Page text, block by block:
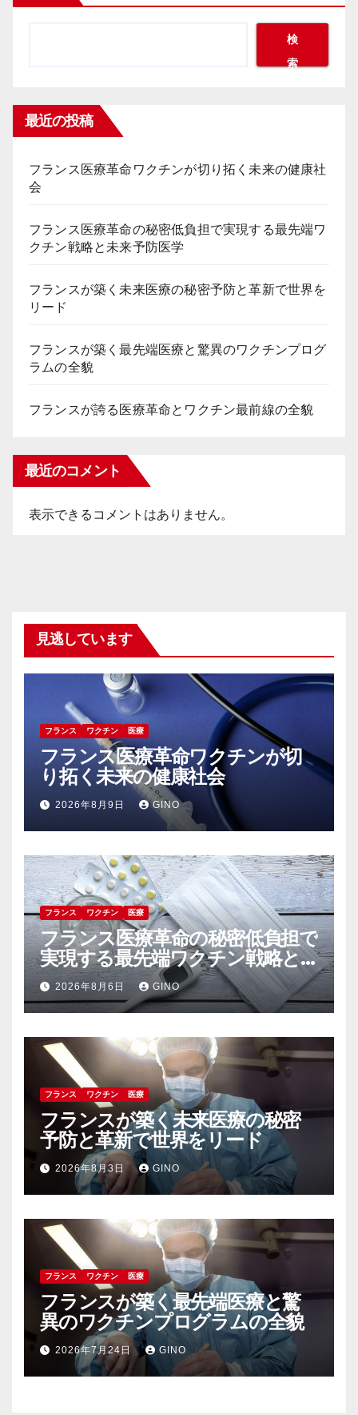
検
索
最近の投稿
フランス医療革命ワクチンが切り拓く未来の健康社
会
フランス医療革命の秘密低負担で実現する最先端ワ
クチン戦略と未来予防医学
フランスが築く未来医療の秘密予防と革新で世界を
リード
フランスが築く最先端医療と驚異のワクチンプログ
ラムの全貌
フランスが誇る医療革命とワクチン最前線の全貌
最近のコメント
表示できるコメントはありません。
見逃しています
フランス ワクチン 医療
フランス医療革命ワクチンが切
り拓く未来の健康社会
2026年8月9日 GINO
フランス ワクチン 医療
フランス医療革命の秘密低負担で
実現する最先端ワクチン戦略と
未来予防医学
2026年8月6日 GINO
フランス ワクチン 医療
フランスが築く未来医療の秘密
予防と革新で世界をリード
2026年8月3日 GINO
フランス ワクチン 医療
フランスが築く最先端医療と驚
異のワクチンプログラムの全貌
2026年7月24日 GINO